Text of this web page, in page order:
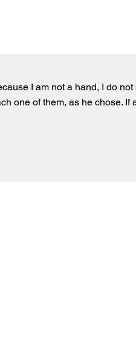
I am not a hand, I do
one of them, as he chose.